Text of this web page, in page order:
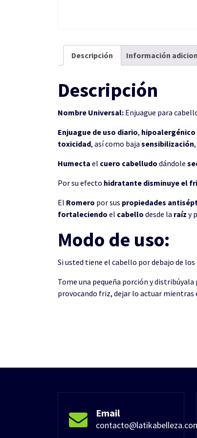
Descripción Información
Descripción
Nombre Universal: Enjuague para
Enjuague de uso diario, hipoalergénico
toxicidad, así como baja sensibilización,
Humecta el cuero cabelludo dándole
Por su efecto hidratante disminuye el
El Romero por sus propiedades
fortaleciendo el cabello desde la raíz y
Modo de uso:
Si usted tiene el cabello por debajo de
Tome una pequeña porción y
provocando friz, dejar lo actuar mientras
Email